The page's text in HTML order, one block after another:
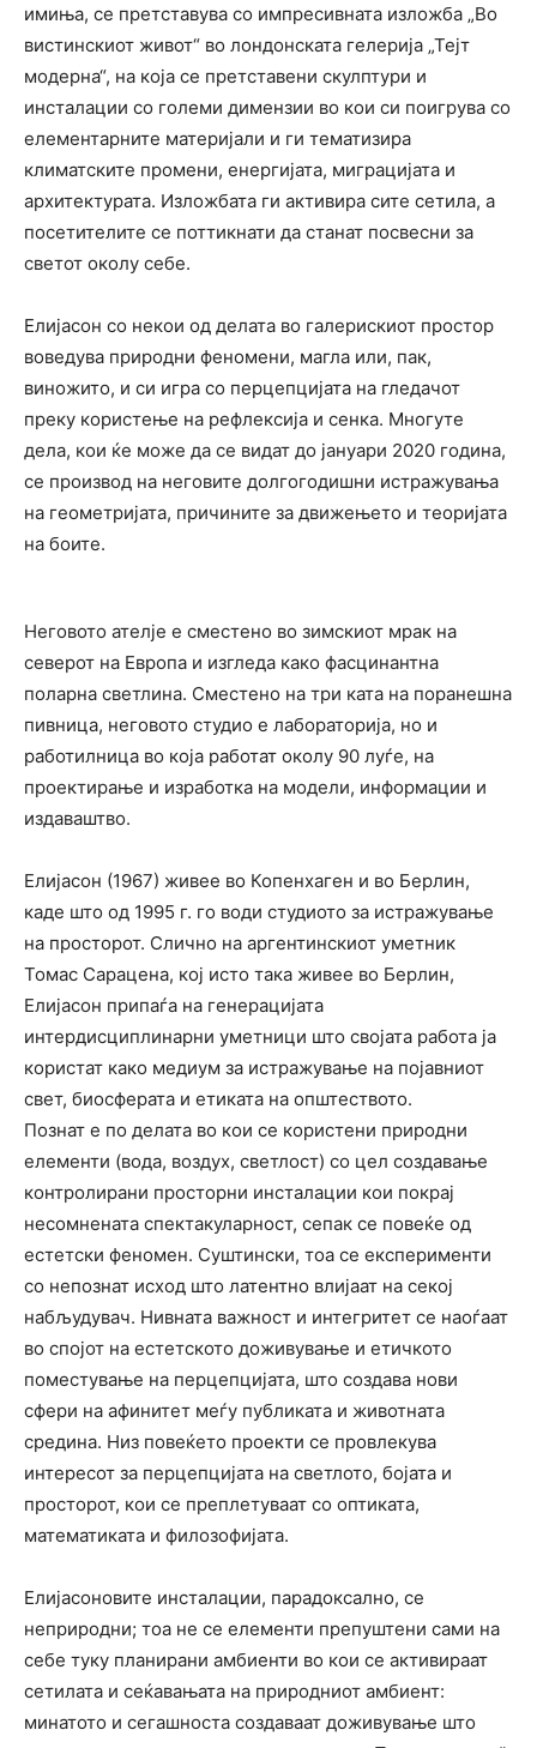
имиња, се претставува со импресивната изложба „Во
вистинскиот живот“ во лондонската гелерија „Тејт
модерна“, на која се претставени скулптури и
инсталации со големи димензии во кои си поигрува со
елементарните материјали и ги тематизира
климатските промени, енергијата, миграцијата и
архитектурата. Изложбата ги активира сите сетила, а
посетителите се поттикнати да станат посвесни за
светот околу себе.
Елијасон со некои од делата во галерискиот простор
воведува природни феномени, магла или, пак,
виножито, и си игра со перцепцијата на гледачот
преку користење на рефлексија и сенка. Многуте
дела, кои ќе може да се видат до јануари 2020 година,
се производ на неговите долгогодишни истражувања
на геометријата, причините за движењето и теоријата
на боите.
Неговото ателје е сместено во зимскиот мрак на
северот на Европа и изгледа како фасцинантна
поларна светлина. Сместено на три ката на поранешна
пивница, неговото студио е лабораторија, но и
работилница во која работат околу 90 луѓе, на
проектирање и изработка на модели, информации и
издаваштво.
Елијасон (1967) живее во Копенхаген и во Берлин,
каде што од 1995 г. го води студиото за истражување
на просторот. Слично на аргентинскиот уметник
Томас Сарацена, кој исто така живее во Берлин,
Елијасон припаѓа на генерацијата
интердисциплинарни уметници што својата работа ја
користат како медиум за истражување на појавниот
свет, биосферата и етиката на општеството.
Познат е по делата во кои се користени природни
елементи (вода, воздух, светлост) со цел создавање
контролирани просторни инсталации кои покрај
несомнената спектакуларност, сепак се повеќе од
естетски феномен. Суштински, тоа се експерименти
со непознат исход што латентно влијаат на секој
набљудувач. Нивната важност и интегритет се наоѓаат
во спојот на естетското доживување и етичкото
поместување на перцепцијата, што создава нови
сфери на афинитет меѓу публиката и животната
средина. Низ повеќето проекти се провлекува
интересот за перцепцијата на светлото, бојата и
просторот, кои се преплетуваат со оптиката,
математиката и филозофијата.
Елијасоновите инсталации, парадоксално, се
неприродни; тоа не се елементи препуштени сами на
себе туку планирани амбиенти во кои се активираат
сетилата и сеќавањата на природниот амбиент:
минатото и сегашноста создаваат доживување што